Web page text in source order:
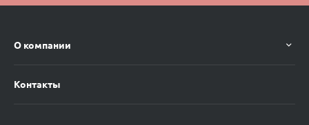
О компании
Контакты